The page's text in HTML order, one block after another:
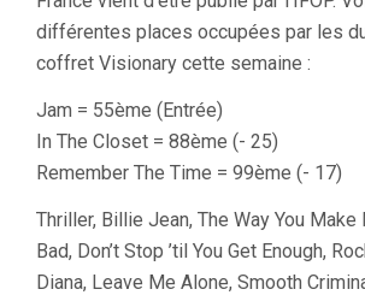
différentes places occupées par les
coffret Visionary cette semaine :
Jam = 55ème (Entrée)
In The Closet = 88ème (- 25)
Remember The Time = 99ème (- 17)
Thriller, Billie Jean, The Way You
Bad, Don’t Stop ’til You Get Enough,
Diana, Leave Me Alone, Smooth